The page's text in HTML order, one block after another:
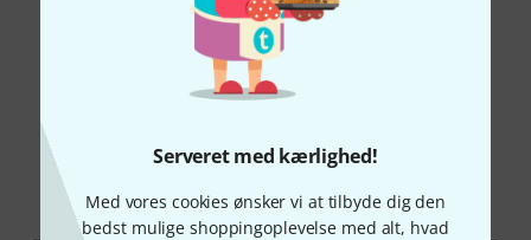
Serveret med kærlighed!
Med vores cookies ønsker vi at tilbyde dig den
bedst mulige shoppingoplevelse med alt, hvad
Læs alle anmeldelser